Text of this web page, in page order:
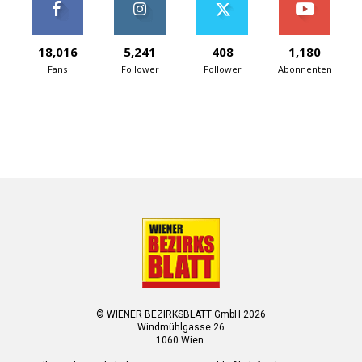
18,016
Fans
5,241
Follower
408
Follower
1,180
Abonnenten
© WIENER BEZIRKSBLATT GmbH 2026
Windmühlgasse 26
1060 Wien.